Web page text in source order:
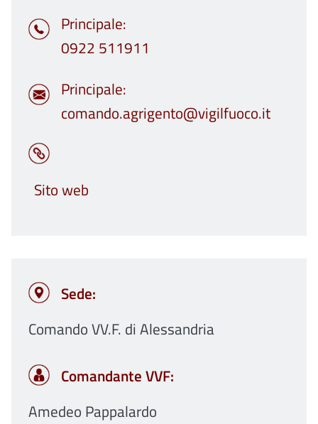
Principale
0922 511911
Principale
comando.agrigento@vigilfuoco.it
Sito web
Sede:
Comando VV.F. di Alessandria
Comandante VVF:
Amedeo Pappalardo